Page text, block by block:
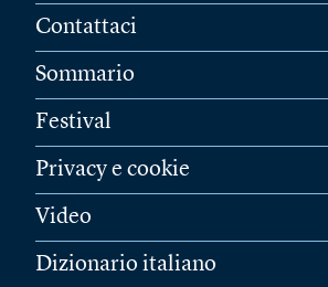
Contattaci
Sommario
Festival
Privacy e cookie
Video
Dizionario italiano